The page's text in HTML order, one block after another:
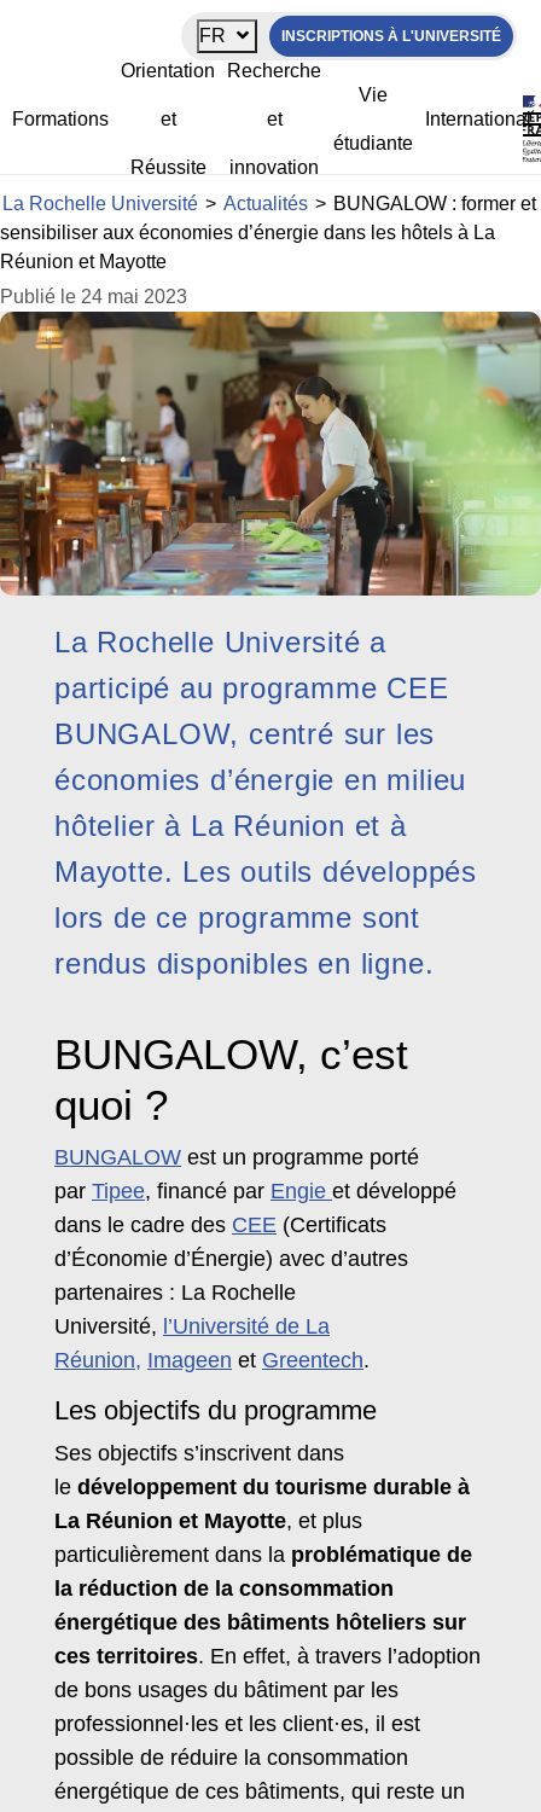
FR INSCRIPTIONS À L'UNIVERSITÉ
Formations
Orientation
et
Réussite
Recherche
et
innovation
Vie
étudiante
International
BUNGALOW : former et sensibiliser
aux économies d’énergie dans les
hôtels à La Réunion et Mayotte
La Rochelle Université > Actualités > BUNGALOW : former et
sensibiliser aux économies d’énergie dans les hôtels à La
Réunion et Mayotte
Publié le 24 mai 2023
La Rochelle Université a
participé au programme CEE
BUNGALOW, centré sur les
économies d’énergie en milieu
hôtelier à La Réunion et à
Mayotte. Les outils développés
lors de ce programme sont
rendus disponibles en ligne.
BUNGALOW, c’est
quoi ?
BUNGALOW est un programme porté
par Tipee, financé par Engie et développé
dans le cadre des CEE (Certificats
d’Économie d’Énergie) avec d’autres
partenaires : La Rochelle
Université, l’Université de La
Réunion, Imageen et Greentech.
Les objectifs du programme
Ses objectifs s’inscrivent dans
le développement du tourisme durable à
La Réunion et Mayotte, et plus
particulièrement dans la problématique de
la réduction de la consommation
énergétique des bâtiments hôteliers sur
ces territoires. En effet, à travers l’adoption
de bons usages du bâtiment par les
professionnel·les et les client·es, il est
possible de réduire la consommation
énergétique de ces bâtiments, qui reste un
Panneau de gestion des cookies